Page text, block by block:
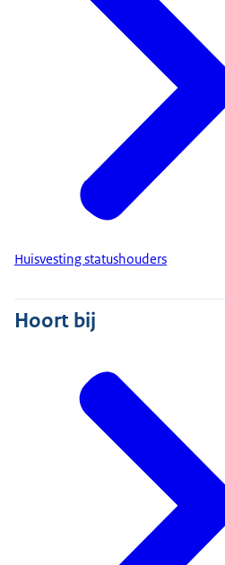
Huisvesting statushouders
Hoort bij